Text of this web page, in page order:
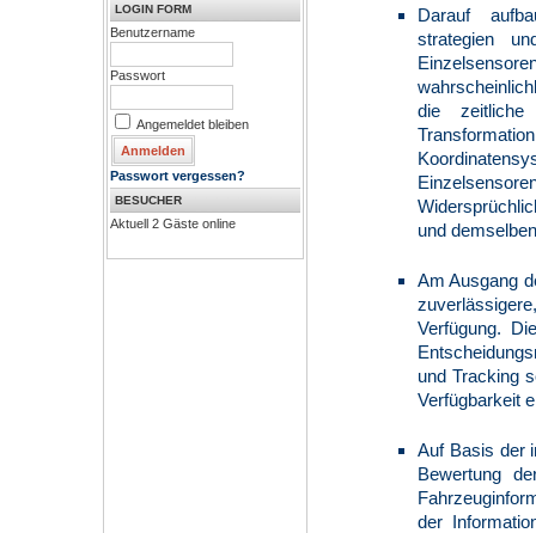
LOGIN FORM
Benutzername
Passwort
Angemeldet bleiben
Passwort vergessen?
BESUCHER
Aktuell 2 Gäste online
Darauf
strategien
die zeitliche
und
Am Ausgang
Verfügung.
und Tracking
Verfügbarkeit
Auf Basis der
Bewertung
der